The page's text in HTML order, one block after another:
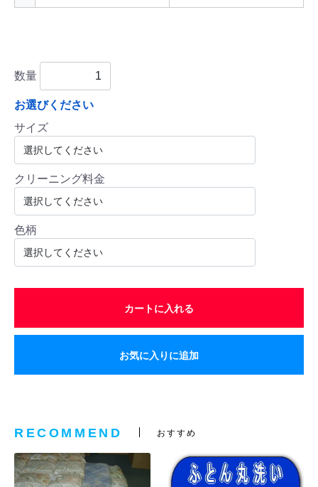
数量
お選びください
サイズ
クリーニング料金
色柄
カートに入れる
お気に入りに追加
RECOMMEND おすすめ